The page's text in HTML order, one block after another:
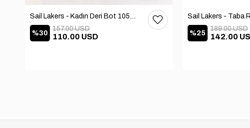
Sail Lakers - Kadın Deri Bot 105-2910-VENUS
%30 110.00 USD
157.00 USD
%25 142.00
189.00 USD